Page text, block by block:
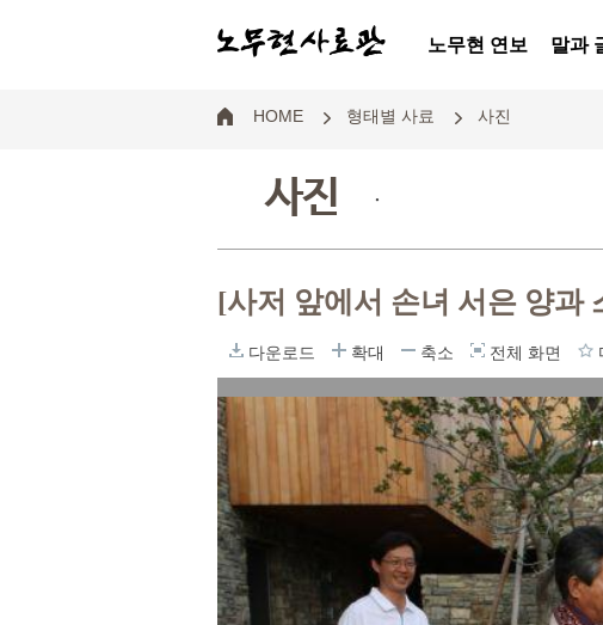
노무현 연보 말과
HOME 형태별 사료 사진
사진 .
[사저 앞에서 손녀 서은 양과
다운로드 확대 축소 전체 화면